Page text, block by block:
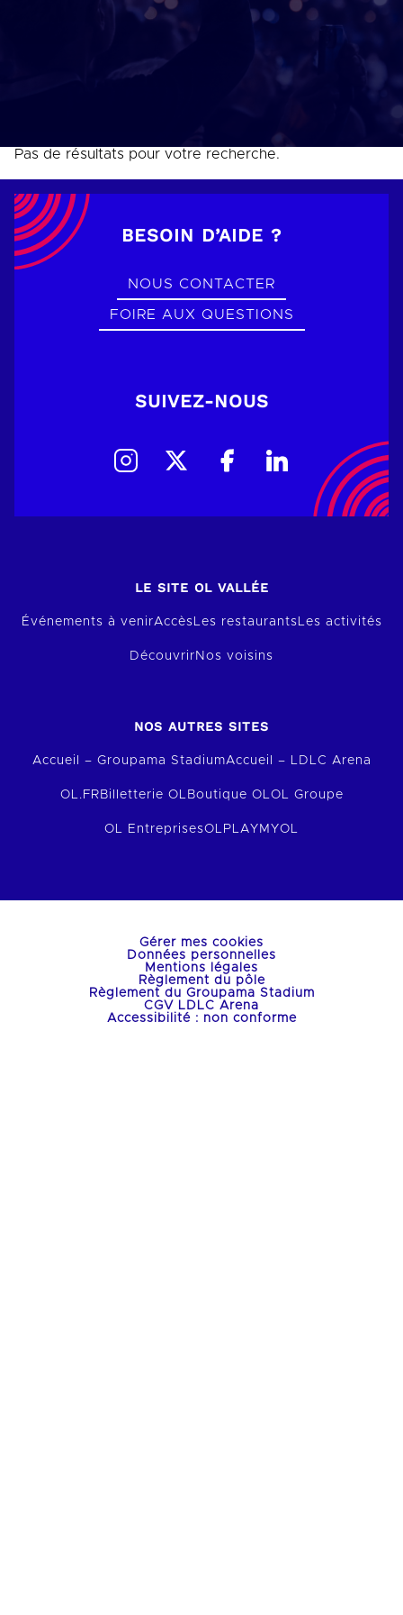
Pas de résultats pour votre recherche.
BESOIN D’AIDE ?
NOUS CONTACTER
FOIRE AUX QUESTIONS
SUIVEZ-NOUS
LE SITE OL VALLÉE
Événements à venirAccèsLes restaurantsLes activités
Découvrir Nos voisins
NOS AUTRES SITES
Accueil – Groupama StadiumAccueil – LDLC Arena
OL.FR Billetterie OL Boutique OLOL Groupe
OL EntreprisesOLPLAY MYOL
Gérer mes cookies
Données personnelles
Mentions légales
Règlement du pôle
Règlement du Groupama Stadium
CGV LDLC Arena
Accessibilité : non conforme